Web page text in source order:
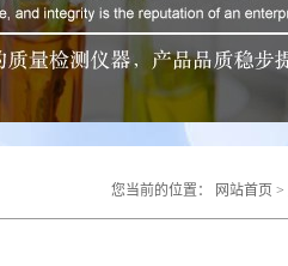
您当前的位置： 网站首页 >